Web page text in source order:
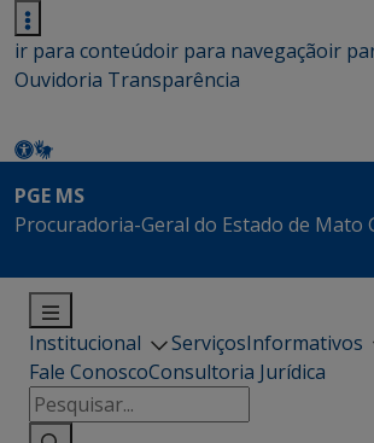
ir para conteúdoir para navegaçãoir
Ouvidoria Transparência
PGE MS
Procuradoria-Geral do Estado de Mato
Institucional ServiçosInformativos
Fale ConoscoConsultoria Jurídica
Pesquisar
por: